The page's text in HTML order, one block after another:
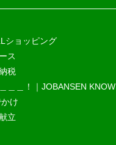
ショッピング
ス
税
＿＿！｜JOBANSEN KNOW
け
立